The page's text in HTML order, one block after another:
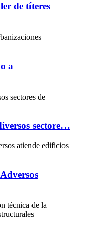
de títeres
a
sectore…